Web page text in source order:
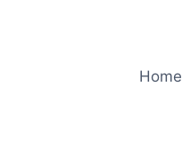
Home